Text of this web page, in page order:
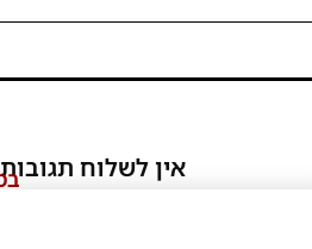
אין לשלוח